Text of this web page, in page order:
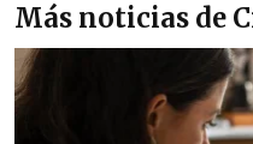
Más noticias de